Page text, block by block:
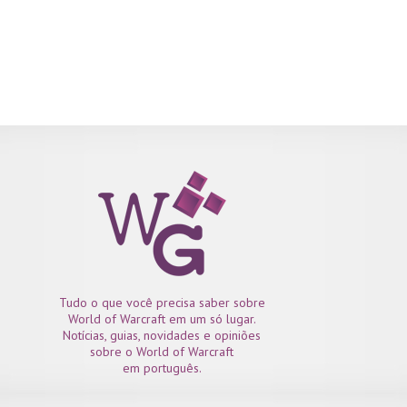
Tudo o que você precisa saber sobre
World of Warcraft em um só lugar.
Notícias, guias, novidades e opiniões
sobre o World of Warcraft
em português.